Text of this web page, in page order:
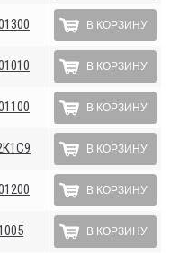
В КОРЗИНУ
В КОРЗИНУ
В КОРЗИНУ
В КОРЗИНУ
В КОРЗИНУ
В КОРЗИНУ